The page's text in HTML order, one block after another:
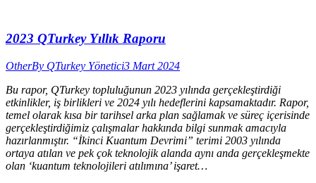
2023 QTurkey Yıllık Raporu
OtherBy QTurkey Yönetici3 Mart 2024
Bu rapor, QTurkey topluluğunun 2023 yılında gerçekleştirdiği
etkinlikler, iş birlikleri ve 2024 yılı hedeflerini kapsamaktadır. Rapor,
temel olarak kısa bir tarihsel arka plan sağlamak ve süreç içerisinde
gerçekleştirdiğimiz çalışmalar hakkında bilgi sunmak amacıyla
hazırlanmıştır. “İkinci Kuantum Devrimi” terimi 2003 yılında
ortaya atılan ve pek çok teknolojik alanda aynı anda gerçekleşmekte
olan ‘kuantum teknolojileri atılımına’ işaret…